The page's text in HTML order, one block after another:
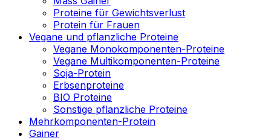
Proteine für Gewichtsverlust
Protein für Frauen
Vegane und pflanzliche Proteine
Vegane Monokomponenten-Proteine
Vegane Multikomponenten-Proteine
Soja-Protein
Erbsenproteine
BIO Proteine
Sonstige pflanzliche Proteine
Mehrkomponenten-Protein
Gainer